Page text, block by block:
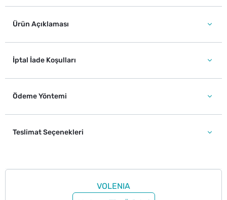
Ürün Açıklaması
İptal İade Koşulları
Ödeme Yöntemi
Teslimat Seçenekleri
VOLENIA